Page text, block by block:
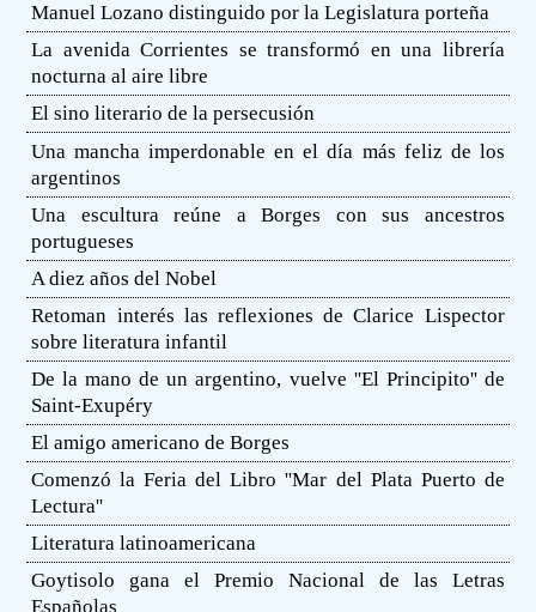
Manuel Lozano distinguido por la Legislatura porteña
La avenida Corrientes se transformó en una librería
nocturna al aire libre
El sino literario de la persecusión
Una mancha imperdonable en el día más feliz de los
argentinos
Una escultura reúne a Borges con sus ancestros
portugueses
A diez años del Nobel
Retoman interés las reflexiones de Clarice Lispector
sobre literatura infantil
De la mano de un argentino, vuelve ''El Principito'' de
Saint-Exupéry
El amigo americano de Borges
Comenzó la Feria del Libro ''Mar del Plata Puerto de
Lectura''
Literatura latinoamericana
Goytisolo gana el Premio Nacional de las Letras
Españolas